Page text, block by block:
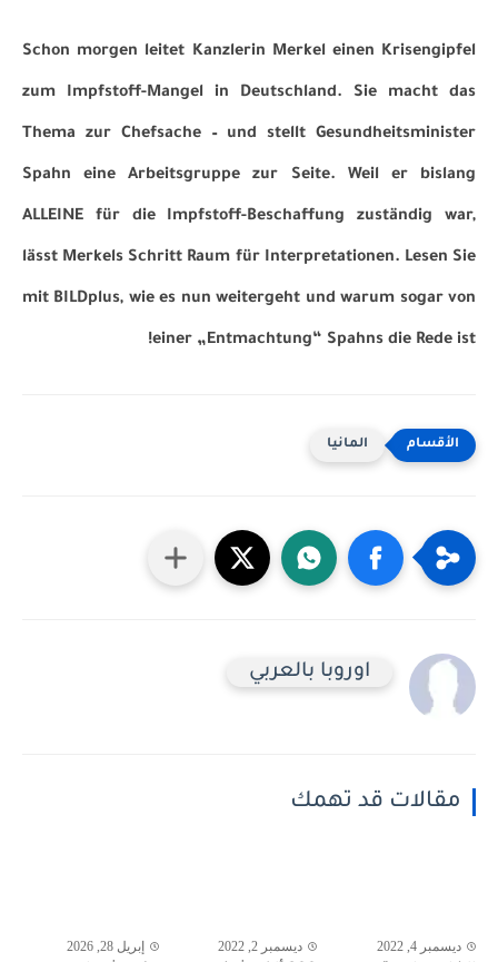
Schon morgen leitet Kanzlerin Merkel einen Krisengipfel
zum Impfstoff-Mangel in Deutschland. Sie macht das
Thema zur Chefsache – und stellt Gesundheitsminister
Spahn eine Arbeitsgruppe zur Seite. Weil er bislang
ALLEINE für die Impfstoff-Beschaffung zuständig war,
lässt Merkels Schritt Raum für Interpretationen. Lesen Sie
mit BILDplus, wie es nun weitergeht und warum sogar von
einer „Entmachtung“ Spahns die Rede ist!
المانيا
اوروبا بالعربي
مقالات قد تهمك
ديسمبر 4, 2022 ديسمبر 2, 2022 إبريل 28, 2026